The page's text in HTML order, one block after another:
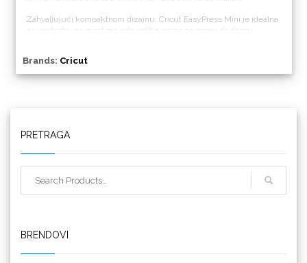
Zahvaljujući kompaktnom dizajnu, Cricut EasyPress Mini je idealna
za upotrebu na mestima gde velike prese ne mogu da dopru.
Brands: Cricut
PRETRAGA
BRENDOVI